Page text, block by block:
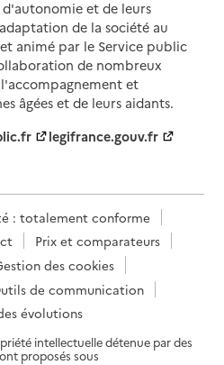
d'autonomie et de leurs
de la société au
animé par le Service public
de nombreux
l'accompagnement et
âgées et de leurs aidants.
legifrance.gouv.fr
: totalement conforme
Prix et comparateurs
des cookies
de communication
évolutions
intellectuelle détenue par des
proposés sous